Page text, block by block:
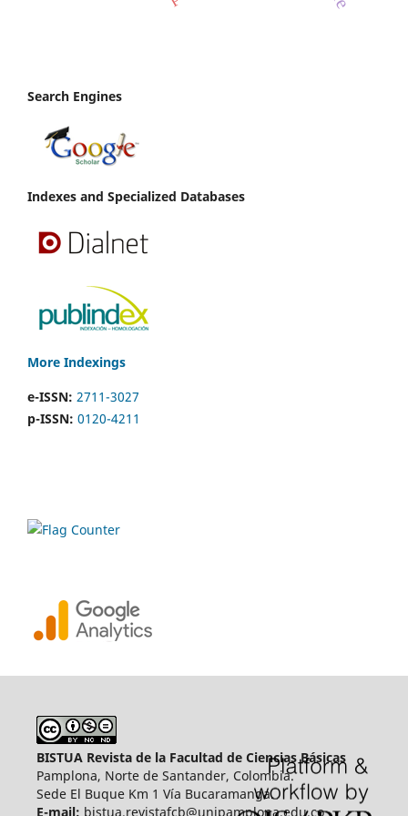
Search Engines
Indexes and Specialized Databases
More Indexings
e-ISSN: 2711-3027
p-ISSN: 0120-4211
BISTUA Revista de la Facultad de Ciencias Básicas
Pamplona, Norte de Santander, Colombia.
Sede El Buque Km 1 Vía Bucaramanga.
E-mail: bistua.revistafcb@unipamplona.edu.co